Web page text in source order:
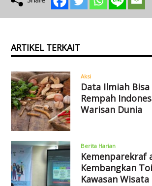
ARTIKEL TERKAIT
Aksi
Data Ilmiah
Rempah
Warisan Dunia
Berita Harian
Kemenparekraf
Kembangkan
Kawasan Wisata